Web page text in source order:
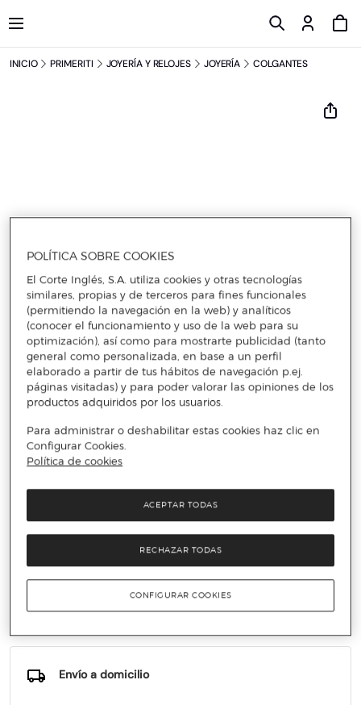
INICIO PRIMERITI JOYERÍA Y RELOJES JOYERÍA COLGANTES
Colgante croisade
99,95 €410 €75%
Envío a domicilio
POLÍTICA SOBRE COOKIES
El Corte Inglés, S.A. utiliza cookies y otras tecnologías
similares, propias y de terceros para fines funcionales
(permitiendo la navegación en la web) y analíticos
(conocer el funcionamiento y uso de la web para su
optimización), así como para mostrarte publicidad (tanto
general como personalizada, en base a un perfil
elaborado a partir de tus hábitos de navegación p.ej.
páginas visitadas) y para poder valorar las opiniones de los
productos adquiridos por los usuarios.
Para administrar o deshabilitar estas cookies haz clic en
Configurar Cookies.
Política de cookies
RECHAZAR TODAS
ACEPTAR TODAS
CONFIGURAR COOKIES